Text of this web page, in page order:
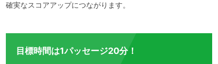
確実なスコアアップにつながります。
目標時間は1パッセージ20分！